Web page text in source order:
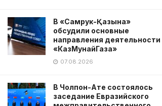
В «Самрук-Қазына»
обсудили основные
направления деятельности
«КазМунайГаза»
07.08.2026
В Чолпон-Ате состоялось
заседание Евразийского